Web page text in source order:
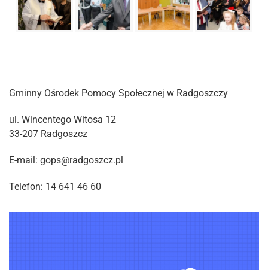
Gminny Ośrodek Pomocy Społecznej w Radgoszczy
ul. Wincentego Witosa 12
33-207 Radgoszcz
E-mail: gops@radgoszcz.pl
Telefon: 14 641 46 60